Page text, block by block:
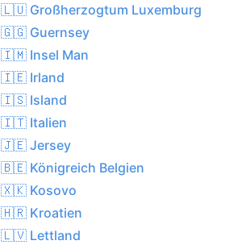
🇱🇺 Großherzogtum Luxemburg
🇬🇬 Guernsey
🇮🇲 Insel Man
🇮🇪 Irland
🇮🇸 Island
🇮🇹 Italien
🇯🇪 Jersey
🇧🇪 Königreich Belgien
🇽🇰 Kosovo
🇭🇷 Kroatien
🇱🇻 Lettland